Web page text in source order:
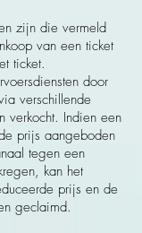
zijn die vermeld
van een ticket
ticket.
door
verschillende
verkocht. Indien een
prijs aangeboden
tegen een
kan het
prijs en de
geclaimd.